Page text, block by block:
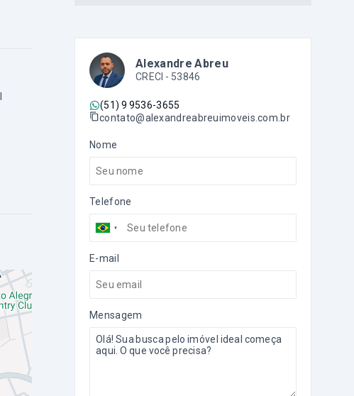
Alexandre Abreu
CRECI - 53846
(51) 9 9536-3655
contato@alexandreabreuimoveis.com.br
Nome
Telefone
E-mail
Mensagem